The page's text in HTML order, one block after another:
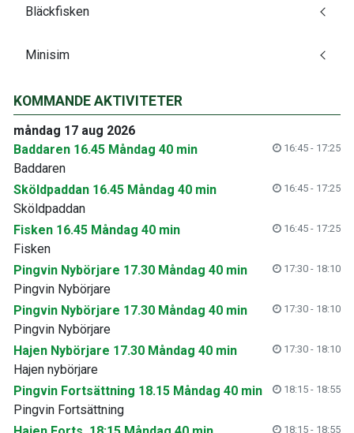
Bläckfisken
Minisim
KOMMANDE AKTIVITETER
måndag 17 aug 2026
Baddaren 16.45 Måndag 40 min
16:45 - 17:25
Baddaren
Sköldpaddan 16.45 Måndag 40 min
16:45 - 17:25
Sköldpaddan
Fisken 16.45 Måndag 40 min
16:45 - 17:25
Fisken
Pingvin Nybörjare 17.30 Måndag 40 min
17:30 - 18:10
Pingvin Nybörjare
Pingvin Nybörjare 17.30 Måndag 40 min
17:30 - 18:10
Pingvin Nybörjare
Hajen Nybörjare 17.30 Måndag 40 min
17:30 - 18:10
Hajen nybörjare
Pingvin Fortsättning 18.15 Måndag 40 min
18:15 - 18:55
Pingvin Fortsättning
18:15 - 18:55